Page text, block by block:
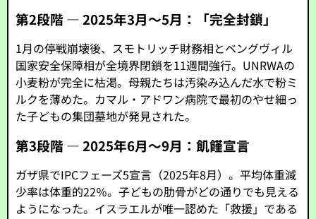
第2段階 ― 2025年3月〜5月：「完全封鎖」
1月の停戦崩壊後、スモトリッチ財務相とベングヴィル
国家安全保障相が全境界閉鎖を11週間強行。UNRWAの
小麦粉が完全に枯渇。母親たちは汚染み込んだ水で粉ミ
ルクを薄めた。カマル・アドワン病院で最初のやせ細っ
た子どもの集団墓地が発見された。
第3段階 ― 2025年6月〜9月：飢饉宣言
ガザ県でIPCフェーズ5宣言（2025年8月）。平均体重減
少率は体重的22％。子どもの肋骨がどの通りでも見える
ようになった。イスラエルが唯一認めた「救援」である